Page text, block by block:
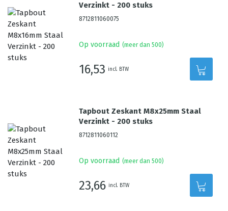
Verzinkt - 200 stuks
8712811060075
Op voorraad (meer dan 500)
16,53 incl. BTW
Tapbout Zeskant M8x25mm Staal
Verzinkt - 200 stuks
8712811060112
Op voorraad (meer dan 500)
23,66 incl. BTW